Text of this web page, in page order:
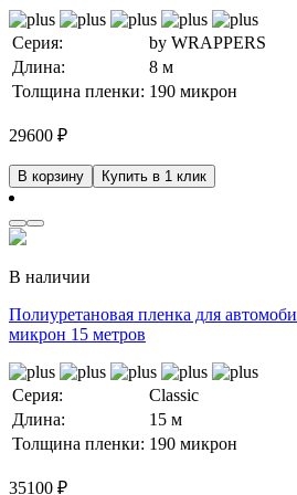
Серия:
by WRAPPERS
Длина:
8 м
Толщина пленки: 190 микрон
29600 ₽
В корзину Купить в 1 клик
В наличии
Полиуретановая пленка для
микрон 15 метров
Серия:
Classic
Длина:
15 м
Толщина пленки: 190 микрон
35100 ₽